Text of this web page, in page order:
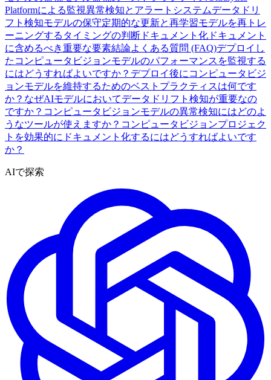
Platformによる監視異常検知とアラートシステムデータドリ
フト検知モデルの保守定期的な更新と再学習モデルを再トレ
ーニングするタイミングの判断 ドキュメント化 ドキュメント
に含めるべき重要な要素結論よくある質問 (FAQ)デプロイし
たコンピュータビジョンモデルのパフォーマンスを監視する
にはどうすればよいですか？ デプロイ後にコンピュータビジ
ョンモデルを維持するためのベストプラクティスは何です
か？ なぜAIモデルにおいてデータドリフト検知が重要なの
ですか？ コンピュータビジョンモデルの異常検知にはどのよ
うなツールが使えますか？ コンピュータビジョンプロジェク
トを効果的にドキュメント化するにはどうすればよいです
か？
AIで探索